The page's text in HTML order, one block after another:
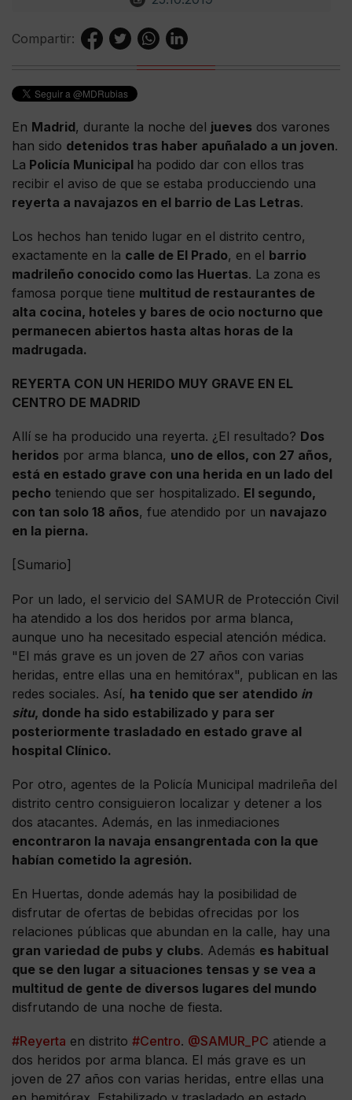
Compartir:
En Madrid, durante la noche del jueves dos varones
han sido detenidos tras haber apuñalado a un joven.
La Policía Municipal ha podido dar con ellos tras
recibir el aviso de que se estaba producciendo una
reyerta a navajazos en el barrio de Las Letras.
Los hechos han tenido lugar en el distrito centro,
exactamente en la calle de El Prado, en el barrio
madrileño conocido como las Huertas. La zona es
famosa porque tiene multitud de restaurantes de
alta cocina, hoteles y bares de ocio nocturno que
permanecen abiertos hasta altas horas de la
madrugada.
REYERTA CON UN HERIDO MUY GRAVE EN EL
CENTRO DE MADRID
Allí se ha producido una reyerta. ¿El resultado? Dos
heridos por arma blanca, uno de ellos, con 27 años,
está en estado grave con una herida en un lado del
pecho teniendo que ser hospitalizado. El segundo,
con tan solo 18 años, fue atendido por un navajazo
en la pierna.
[Sumario]
Por un lado, el servicio del SAMUR de Protección Civil
ha atendido a los dos heridos por arma blanca,
aunque uno ha necesitado especial atención médica.
"El más grave es un joven de 27 años con varias
heridas, entre ellas una en hemitórax", publican en las
redes sociales. Así, ha tenido que ser atendido in
situ, donde ha sido estabilizado y para ser
posteriormente trasladado en estado grave al
hospital Clínico.
Por otro, agentes de la Policía Municipal madrileña del
distrito centro consiguieron localizar y detener a los
dos atacantes. Además, en las inmediaciones
encontraron la navaja ensangrentada con la que
habían cometido la agresión.
En Huertas, donde además hay la posibilidad de
disfrutar de ofertas de bebidas ofrecidas por los
relaciones públicas que abundan en la calle, hay una
gran variedad de pubs y clubs. Además es habitual
que se den lugar a situaciones tensas y se vea a
multitud de gente de diversos lugares del mundo
disfrutando de una noche de fiesta.
#Reyerta en distrito #Centro. @SAMUR_PC atiende a
dos heridos por arma blanca. El más grave es un
joven de 27 años con varias heridas, entre ellas una